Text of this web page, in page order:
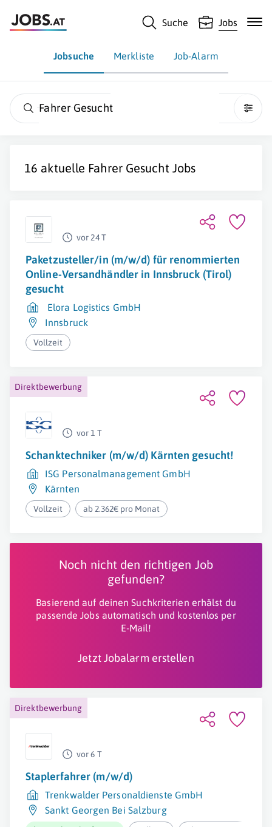
Suche Jobs
Jobsuche Merkliste Job-Alarm
Fahrer Gesucht
16 aktuelle Fahrer Gesucht Jobs
vor 24 T
Paketzusteller/in (m/w/d) für renommierten
Online-Versandhändler in Innsbruck (Tirol)
gesucht
Elora Logistics GmbH
Innsbruck
Vollzeit
Direktbewerbung
vor 1 T
Schanktechniker (m/w/d) Kärnten gesucht!
ISG Personalmanagement GmbH
Kärnten
Vollzeit ab 2.362€ pro Monat
Noch nicht den richtigen Job
gefunden?
Basierend auf deinen Suchkriterien erhälst du
passende Jobs automatisch und kostenlos per
E-Mail!
Jetzt Jobalarm erstellen
Direktbewerbung
vor 6 T
Staplerfahrer (m/w/d)
Trenkwalder Personaldienste GmbH
Sankt Georgen Bei Salzburg